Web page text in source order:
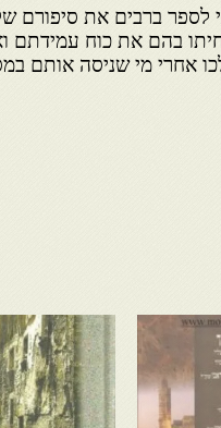
לספר ברבים את סיפורם
בהם את כוח עמידתם
אחרי מי שניסה אותם